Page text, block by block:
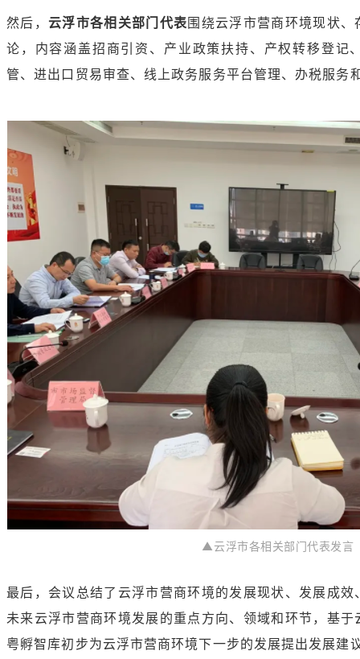
然后， 云浮市各相关部门代表围绕云浮市营商环境现状
论，内容涵盖招商引资、产业政策扶持、产权转移登记
管、进出口贸易审查、线上政务服务平台管理、办税服务
▲云浮市各相关部门代表发言
最后，会议总结了云浮市营商环境的发展现状、发展成
未来云浮市营商环境发展的重点方向、领域和环节，基
粤孵智库初步为云浮市营商环境下一步的发展提出发展建